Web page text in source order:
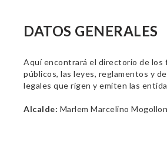
DATOS GENERALES
Aquí encontrará el directorio de los
públicos, las leyes, reglamentos y
legales que rigen y emiten las
Alcalde: Marlem Marcelino